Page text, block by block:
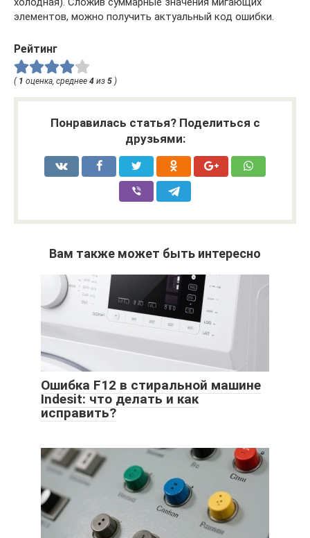
элементов, можно получить актуальный код ошибки.
Рейтинг
( 1 оценка, среднее 4 из 5 )
Понравилась статья? Поделиться с
друзьями:
Вам также может быть интересно
Ошибка F12 в стиральной машине
Indesit: что делать и как
исправить?